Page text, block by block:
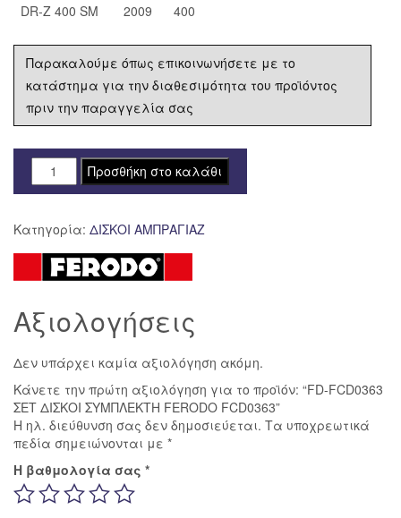
DR-Z 400 SM
2009 400
Παρακαλούμε όπως επικοινωνήσετε με το
κατάστημα για την διαθεσιμότητα του προϊόντος
πριν την παραγγελία σας
FD-
FCD0363
ΔΙΣΚΟΙ
ΣΥΜΠΛΕΚΤΗ
FERODO
ποσότητα
Προσθήκη στο καλάθι
Κατηγορία: ΔΙΣΚΟΙ ΑΜΠΡΑΓΙΑΖ
Αξιολογήσεις
Δεν υπάρχει καμία αξιολόγηση ακόμη.
Κάνετε την πρώτη αξιολόγηση για το προϊόν: “FD-FCD0363
ΣΕΤ ΔΙΣΚΟΙ ΣΥΜΠΛΕΚΤΗ FERODO FCD0363”
Η ηλ. διεύθυνση σας δεν δημοσιεύεται. Τα υποχρεωτικά
πεδία σημειώνονται με *
Η βαθμολογία σας *